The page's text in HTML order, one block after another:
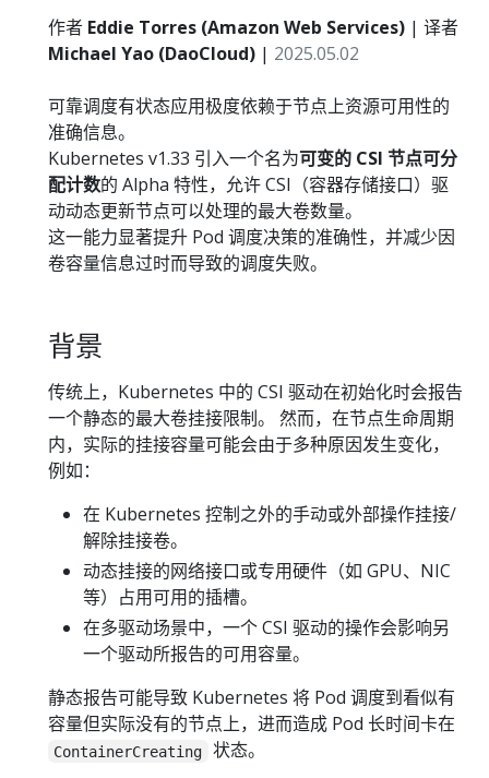
作者 Eddie Torres (Amazon Web Services) | 译者
Michael Yao (DaoCloud) | 2025.05.02
可靠调度有状态应用极度依赖于节点上资源可用性的
准确信息。
Kubernetes v1.33 引入一个名为可变的 CSI 节点可分
配计数的 Alpha 特性，允许 CSI（容器存储接口）驱
动动态更新节点可以处理的最大卷数量。
这一能力显著提升 Pod 调度决策的准确性，并减少因
卷容量信息过时而导致的调度失败。
背景
传统上，Kubernetes 中的 CSI 驱动在初始化时会报告
一个静态的最大卷挂接限制。 然而，在节点生命周期
内，实际的挂接容量可能会由于多种原因发生变化，
例如：
在 Kubernetes 控制之外的手动或外部操作挂接/
解除挂接卷。
动态挂接的网络接口或专用硬件（如 GPU、NIC
等）占用可用的插槽。
在多驱动场景中，一个 CSI 驱动的操作会影响另
一个驱动所报告的可用容量。
静态报告可能导致 Kubernetes 将 Pod 调度到看似有
容量但实际没有的节点上，进而造成 Pod 长时间卡在
ContainerCreating 状态。